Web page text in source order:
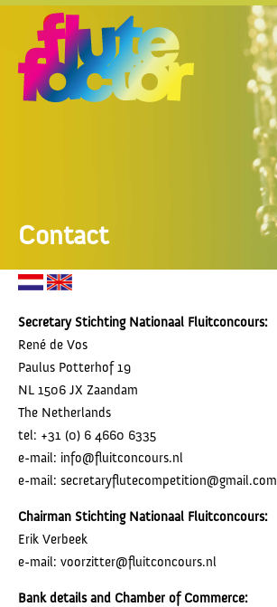
Contact
Secretary Stichting Nationaal Fluitconcours:
René de Vos
Paulus Potterhof 19
NL 1506 JX Zaandam
The Netherlands
tel: +31 (0) 6 4660 6335
e-mail: info@fluitconcours.nl
e-mail: secretaryflutecompetition@gmail.com
Chairman Stichting Nationaal Fluitconcours:
Erik Verbeek
e-mail: voorzitter@fluitconcours.nl
Bank details and Chamber of Commerce: